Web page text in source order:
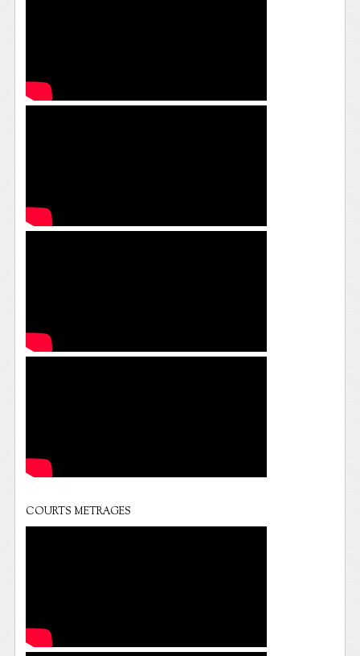
COURTS METRAGES